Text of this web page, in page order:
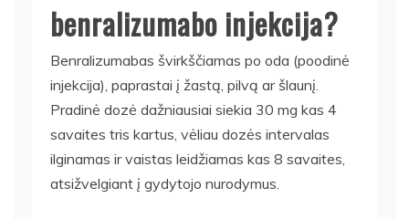
benralizumabo injekcija?
Benralizumabas švirkščiamas po oda (poodinė
injekcija), paprastai į žastą, pilvą ar šlaunį.
Pradinė dozė dažniausiai siekia 30 mg kas 4
savaites tris kartus, vėliau dozės intervalas
ilginamas ir vaistas leidžiamas kas 8 savaites,
atsižvelgiant į gydytojo nurodymus.